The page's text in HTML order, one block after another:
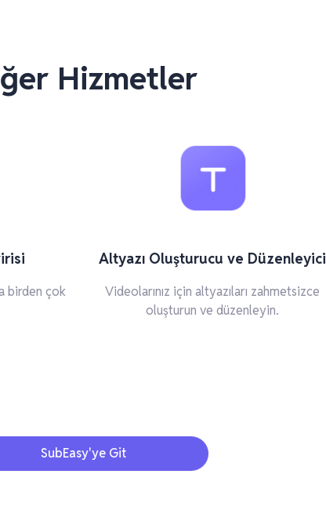
Hizmetler
birden çok
Altyazı Oluşturucu ve Düzenleyici
Videolarınız için altyazıları zahmetsizce
oluşturun ve düzenleyin.
SubEasy'ye Git